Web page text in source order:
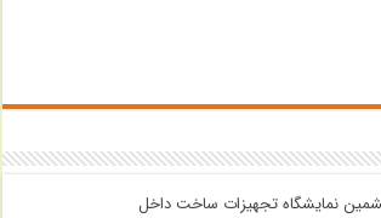
نمایشگاه تجهیزات ساخت داخل